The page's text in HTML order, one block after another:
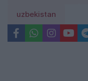
uzbekistan